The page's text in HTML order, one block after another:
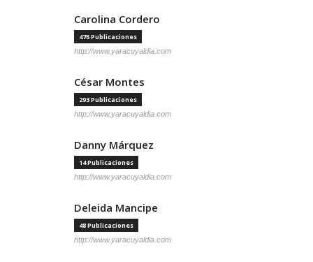
Carolina Cordero
476 Publicaciones
http://www.yaracuyaldia.com
César Montes
293 Publicaciones
http://www.yaracuyaldia.com
Danny Márquez
14 Publicaciones
http://www.yaracuyaldia.com
Deleida Mancipe
48 Publicaciones
http://www.yaracuyaldia.com